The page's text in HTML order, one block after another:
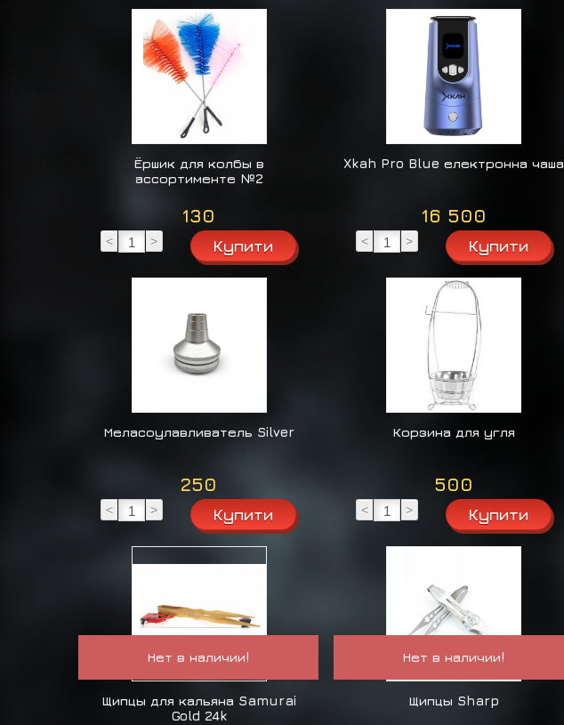
Ёршик для колбы в
ассортименте №2
130
< >
Xkah Pro Blue електронна чаша
16 500
< >
Меласоулавливатель Silver
250
< >
Корзина для угля
500
< >
Нет в наличии!
Щипцы для кальяна Samurai
Gold 24k
Нет в наличии!
Щипцы Sharp